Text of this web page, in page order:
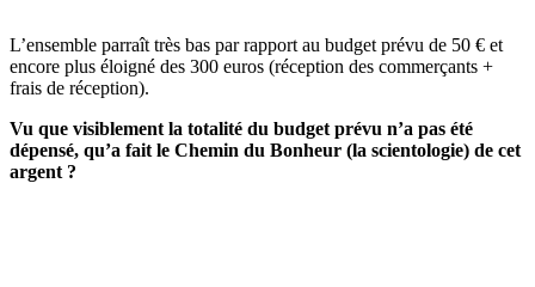
L’ensemble parraît très bas par rapport au budget prévu de 50 € et
encore plus éloigné des 300 euros (réception des commerçants +
frais de réception).
Vu que visiblement la totalité du budget prévu n’a pas été
dépensé, qu’a fait le Chemin du Bonheur (la scientologie) de cet
argent ?